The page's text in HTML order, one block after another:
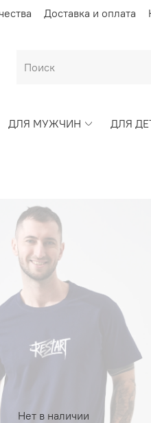
Доставка и оплата
ДЛЯ МУЖЧИН ДЛЯ
Нет в наличии